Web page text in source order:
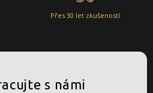
Přes 30 let zkušeností
s námi